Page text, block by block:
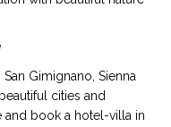
Gimignano, Sienna
cities and
and book a hotel-villa in